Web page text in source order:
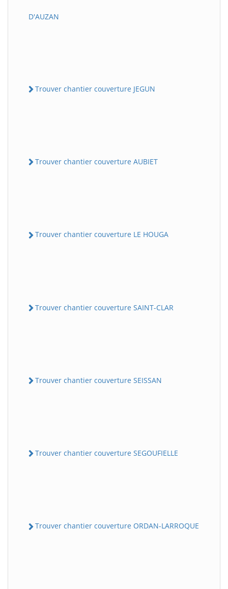
D'AUZAN
Trouver chantier couverture JEGUN
Trouver chantier couverture AUBIET
Trouver chantier couverture LE HOUGA
Trouver chantier couverture SAINT-CLAR
Trouver chantier couverture SEISSAN
Trouver chantier couverture SEGOUFIELLE
Trouver chantier couverture ORDAN-LARROQUE